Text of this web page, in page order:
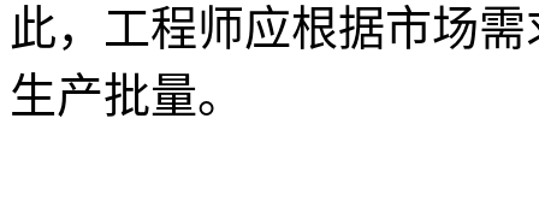
此，工程师应根据市场
生产批量。